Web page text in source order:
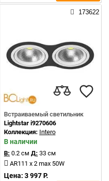
173622
Встраиваемый светильник
Lightstar i9270606
Коллекция: Intero
В наличии
В: 0.2 см Д: 33 см
AR111 x 2 max 50W
Цена: 3 997 Р.